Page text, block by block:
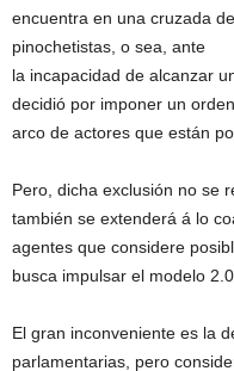
encuentra en una cruzada
pinochetistas, o sea, ante
la incapacidad de alcanzar
decidió por imponer un
arco de actores que están
Pero, dicha exclusión no se
también se extenderá á lo
agentes que considere
busca impulsar el modelo 2.0.
El gran inconveniente es la
parlamentarias, pero